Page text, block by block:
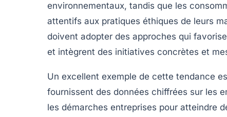
environnementaux, tandis que les
attentifs aux pratiques éthiques de leurs
doivent adopter des approches qui
et intègrent des initiatives concrètes et
Un excellent exemple de cette tendance
fournissent des données chiffrées sur les
les démarches entreprises pour atteindre